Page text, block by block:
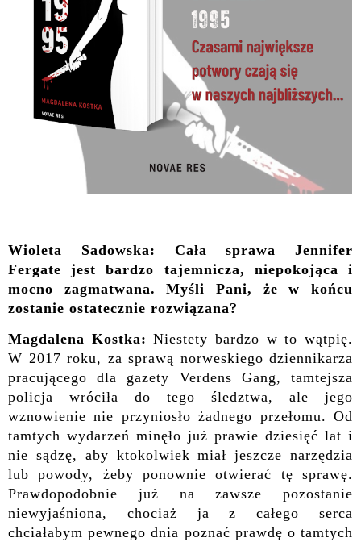
Wioleta Sadowska: Cała sprawa Jennifer
Fergate jest bardzo tajemnicza, niepokojąca i
mocno zagmatwana. Myśli Pani, że w końcu
zostanie ostatecznie rozwiązana?
Magdalena Kostka:Niestety bardzo w to wątpię.
W 2017 roku, za sprawą norweskiego dziennikarza
pracującego dla gazety Verdens Gang, tamtejsza
policja wróciła do tego śledztwa, ale jego
wznowienie nie przyniosło żadnego przełomu. Od
tamtych wydarzeń minęło już prawie dziesięć lat i
nie sądzę, aby ktokolwiek miał jeszcze narzędzia
lub powody, żeby ponownie otwierać tę sprawę.
Prawdopodobnie już na zawsze pozostanie
niewyjaśniona, chociaż ja z całego serca
chciałabym pewnego dnia poznać prawdę o tamtych